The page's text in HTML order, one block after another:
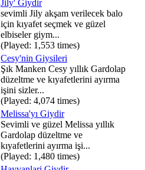
Jily' Giydir
sevimli Jily akşam verilecek balo
için kıyafet seçmek ve güzel
elbiseler giym...
(Played: 1,553 times)
Cesy'nin Giysileri
Şık Manken Cesy yıllık Gardolap
düzeltme ve kıyafetlerini ayırma
işini sizler...
(Played: 4,074 times)
Melissa'yı Giydir
Sevimli ve güzel Melissa yıllık
Gardolap düzeltme ve
kıyafetlerini ayırma işi...
(Played: 1,480 times)